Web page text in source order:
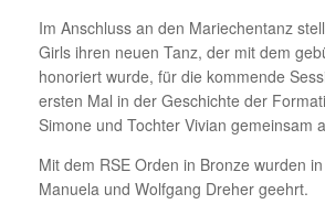
Im Anschluss an den Mariechentanz
Girls ihren neuen Tanz, der mit dem
honoriert wurde, für die kommende
ersten Mal in der Geschichte der
Simone und Tochter Vivian gemeinsam
Mit dem RSE Orden in Bronze wurden
Manuela und Wolfgang Dreher geehrt.